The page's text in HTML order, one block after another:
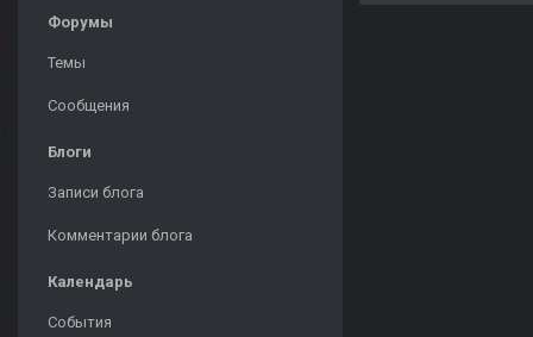
Форумы
Темы
Сообщения
Блоги
Записи блога
Комментарии блога
Календарь
События